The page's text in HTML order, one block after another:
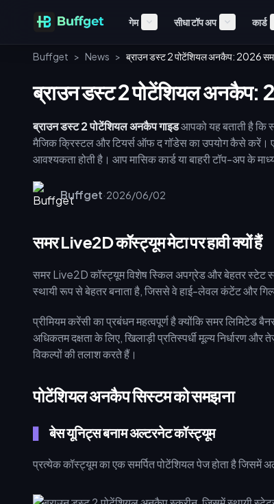
गेम सीधा टॉप अप कार्ड
Buffget > News > ब्राउन डस्ट 2 पोटेंशियल अनकैप: 2026
ब्राउन डस्ट 2 पोटेंशियल अनकैप:
ब्राउन डस्ट 2 पोटेंशियल अनकैप गाइडआपको यह बताती है
मैजिक क्रिस्टल और टियर्स ऑफ द गॉडेस का उपयोग कैसे करें।
आवश्यकता होती है। आप मासिक कार्ड या बाहरी टॉप-अप के
Buffget·2026/06/02
समर Live2D कॉस्ट्यूम मेटा पर हावी क्यों हैं
समर Live2D कॉस्ट्यूम विशेष स्किल अपग्रेड और बेहतर स्टेट
स्थायी रूप से बेहतर बनाता है, जिससे वे हाई-लेवल कंटेंट और
प्रीमियम करेंसी का प्रबंधन महत्वपूर्ण है क्योंकि समर
अधिकतम दक्षता के लिए, खिलाड़ी प्रतिस्पर्धी मूल्य निर्धारण
विकल्पों की तलाश करते हैं।
पोटेंशियल अनकैप सिस्टम को समझना
बेस यूनिट्स बनाम अल्टरनेट कॉस्ट्यूम
प्रत्येक कॉस्ट्यूम का एक समर्पित पोटेंशियल पेज होता है